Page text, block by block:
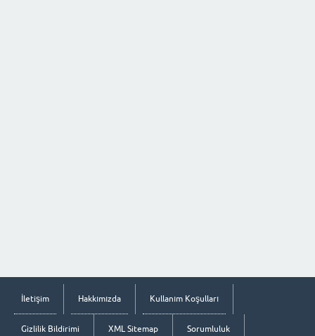
İletişim Hakkımızda Kullanım Koşulları
Gizlilik Bildirimi XML Sitemap Sorumluluk